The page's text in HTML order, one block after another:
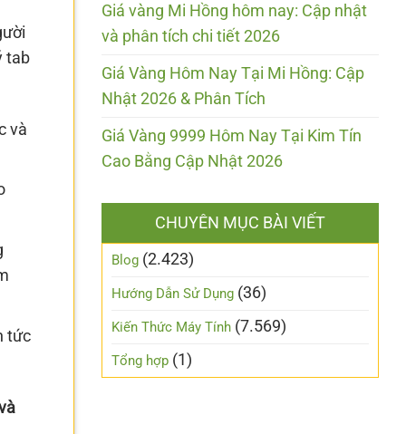
tab
và
tức
Giá vàng Mi Hồng hôm nay: Cập nhật
và phân tích chi tiết 2026
Giá Vàng Hôm Nay Tại Mi Hồng: Cập
Nhật 2026 & Phân Tích
Giá Vàng 9999 Hôm Nay Tại Kim Tín
Cao Bằng Cập Nhật 2026
CHUYÊN MỤC BÀI VIẾT
Blog (2.423)
Hướng Dẫn Sử Dụng (36)
Kiến Thức Máy Tính (7.569)
Tổng hợp (1)